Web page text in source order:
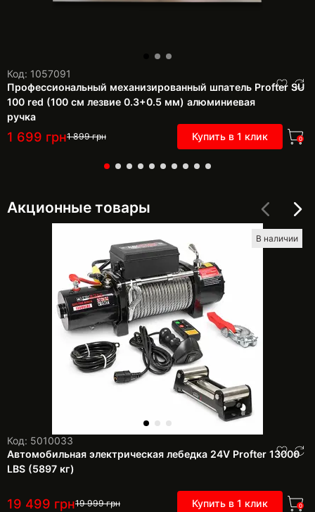
Код: 1057091
Профессиональный механизированный шпатель Profter SU
100 red (100 см лезвие 0.3+0.5 мм) алюминиевая
ручка
1 699 грн1 899грн Купить в 1 клик 0
Акционные товары
В наличии
Код: 5010033
Автомобильная электрическая лебедка 24V Profter 13000
LBS (5897 кг)
19 499 грн19 999грн Купить в 1 клик 0